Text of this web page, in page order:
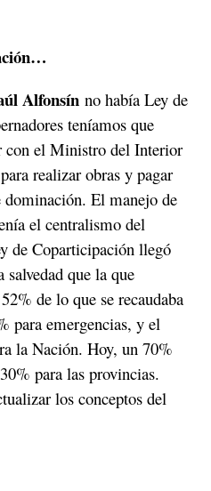
Alfonsín no había Ley de
teníamos que
con el Ministro del Interior
realizar obras y pagar
dominación. El manejo de
el centralismo del
de Coparticipación llegó
salvedad que la que
de lo que se recaudaba
para emergencias, y el
la Nación. Hoy, un 70%
para las provincias.
los conceptos del